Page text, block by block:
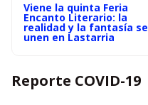
Viene la quinta Feria
Encanto Literario: la
realidad y la fantasía se
unen en Lastarria
Reporte COVID-19